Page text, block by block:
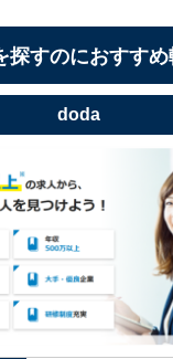
探すのにおすすめ
doda